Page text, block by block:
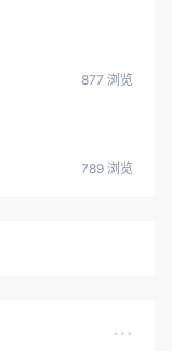
877 浏览
789 浏览